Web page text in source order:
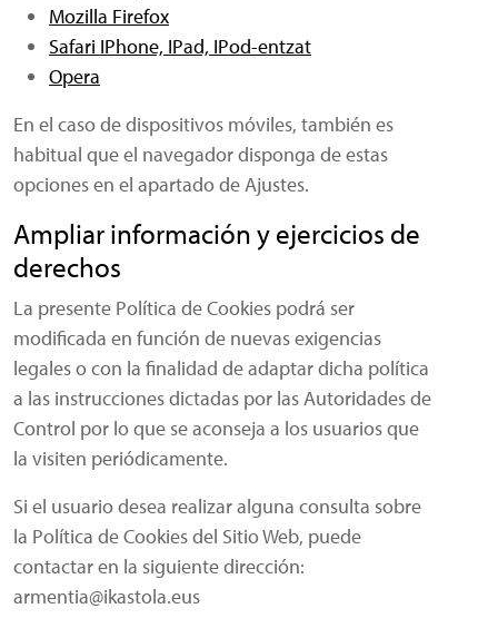
Mozilla Firefox
Safari IPhone, IPad, IPod-entzat
Opera
En el caso de dispositivos móviles, también es
habitual que el navegador disponga de estas
opciones en el apartado de Ajustes.
Ampliar información y ejercicios de
derechos
La presente Política de Cookies podrá ser
modificada en función de nuevas exigencias
legales o con la finalidad de adaptar dicha política
a las instrucciones dictadas por las Autoridades de
Control por lo que se aconseja a los usuarios que
la visiten periódicamente.
Si el usuario desea realizar alguna consulta sobre
la Política de Cookies del Sitio Web, puede
contactar en la siguiente dirección:
armentia@ikastola.eus